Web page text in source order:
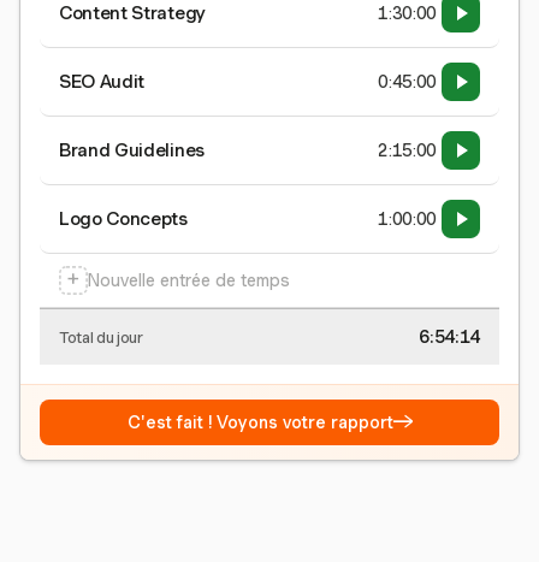
Content Strategy 1:30:00
SEO Audit 0:45:00
Brand Guidelines 2:15:00
Logo Concepts 1:00:00
+ Nouvelle entrée de temps
Total du jour 6:54:15
C'est fait ! Voyons votre rapport→